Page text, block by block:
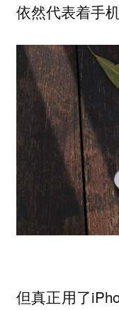
依然代表着手
但真正用了